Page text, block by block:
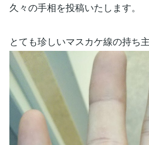
久々の手相を投稿いたします。
とても珍しいマスカケ線の持ち